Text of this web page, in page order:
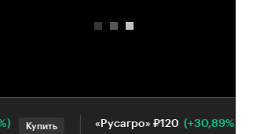
Купить «Русагро» ₽120 (+30,89%) Купить